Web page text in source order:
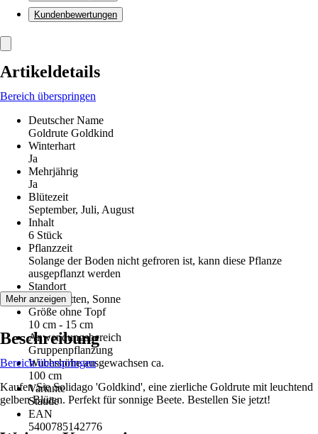
Kundenbewertungen
Artikeldetails
Bereich überspringen
Deutscher Name
Goldrute Goldkind
Winterhart
Ja
Mehrjährig
Ja
Blütezeit
September, Juli, August
Inhalt
6 Stück
Pflanzzeit
Solange der Boden nicht gefroren ist, kann diese Pflanze
ausgepflanzt werden
Standort
Halbschatten, Sonne
Größe ohne Topf
10 cm - 15 cm
Anwendungsbereich
Gruppenpflanzung
Wuchshöhe ausgewachsen ca.
100 cm
Variante
Staude
EAN
5400785142776
Mehr anzeigen
Beschreibung
Bereich überspringen
Kaufen Sie Solidago 'Goldkind', eine zierliche Goldrute mit leuchtend
gelben Blüten. Perfekt für sonnige Beete. Bestellen Sie jetzt!